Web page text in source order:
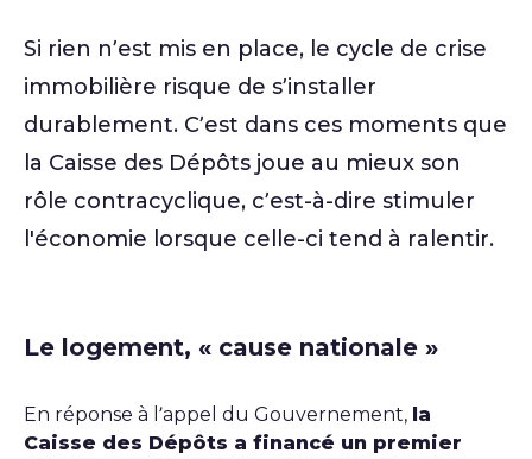
Si rien n’est mis en place, le cycle de crise
immobilière risque de s’installer
durablement. C’est dans ces moments que
la Caisse des Dépôts joue au mieux son
rôle contracyclique, c’est-à-dire stimuler
l'économie lorsque celle-ci tend à ralentir.
Le logement, « cause nationale »
En réponse à l’appel du Gouvernement, la
Caisse des Dépôts a financé un premier